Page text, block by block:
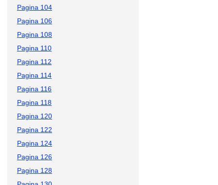
Pagina 104
Pagina 106
Pagina 108
Pagina 110
Pagina 112
Pagina 114
Pagina 116
Pagina 118
Pagina 120
Pagina 122
Pagina 124
Pagina 126
Pagina 128